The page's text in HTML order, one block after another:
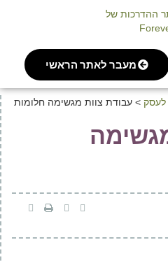
מעבר לאתר הראשי
> עבודת צוות מגשימה חלומות